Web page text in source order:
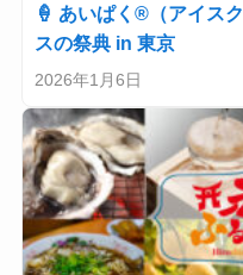
🍦 あいぱく®（アイス
スの祭典 in 東京
2026年1月6日